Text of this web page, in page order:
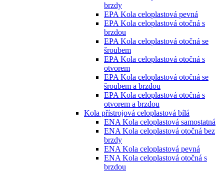
brzdy
EPA Kola celoplastová pevná
EPA Kola celoplastová otočná s
brzdou
EPA Kola celoplastová otočná se
šroubem
EPA Kola celoplastová otočná s
otvorem
EPA Kola celoplastová otočná se
šroubem a brzdou
EPA Kola celoplastová otočná s
otvorem a brzdou
Kola přístrojová celoplastová bílá
ENA Kola celoplastová samostatná
ENA Kola celoplastová otočná bez
brzdy
ENA Kola celoplastová pevná
ENA Kola celoplastová otočná s
brzdou